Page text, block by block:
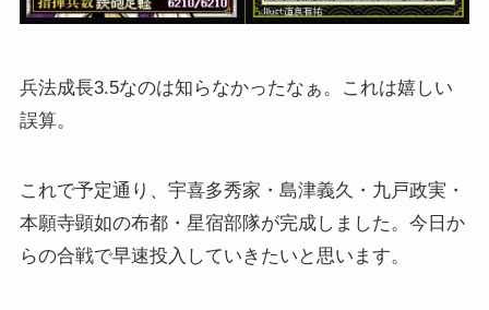
兵法成長3.5なのは知らなかったなぁ。これは嬉しい
誤算。
これで予定通り、宇喜多秀家・島津義久・九戸政実・
本願寺顕如の布都・星宿部隊が完成しました。今日か
らの合戦で早速投入していきたいと思います。